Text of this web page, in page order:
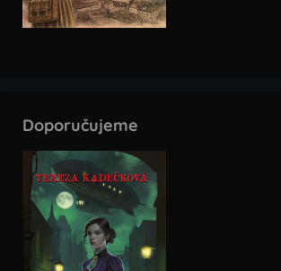
Doporučujeme